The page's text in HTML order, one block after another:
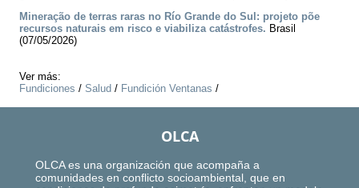
Mineração de terras raras no Río Grande do Sul: projeto põe
recursos naturais em risco e viabiliza catástrofes. Brasil
(07/05/2026)
Ver más:
Fundiciones / Salud / Fundición Ventanas /
OLCA
OLCA es una organización que acompaña a
comunidades en conflicto socioambiental, que en